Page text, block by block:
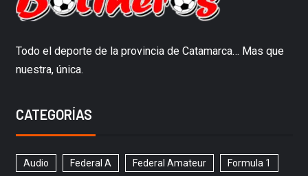
Todo el deporte de la provincia de Catamarca… Mas que
nuestra, única.
CATEGORÍAS
Audio Federal A Federal Amateur Formula 1